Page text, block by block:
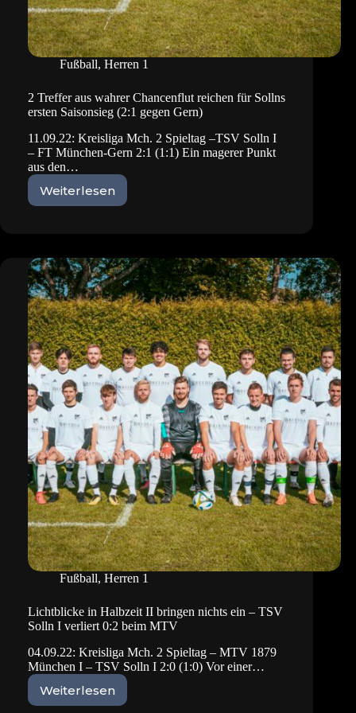
Fußball, Herren 1
2 Treffer aus wahrer Chancenflut reichen für Sollns
ersten Saisonsieg (2:1 gegen Gern)
11.09.22: Kreisliga Mch. 2 Spieltag –TSV Solln I
– FT München-Gern 2:1 (1:1) Ein magerer Punkt
aus den…
Weiterlesen
2
Chancenflut
reichen
für
Sollns
ersten
Saisonsieg
(2:1
gegen
Gern)
Fußball, Herren 1
Lichtblicke in Halbzeit II bringen nichts ein – TSV
Solln I verliert 0:2 beim MTV
04.09.22: Kreisliga Mch. 2 Spieltag – MTV 1879
München I – TSV Solln I 2:0 (1:0) Vor einer…
Weiterlesen
Lichtblicke